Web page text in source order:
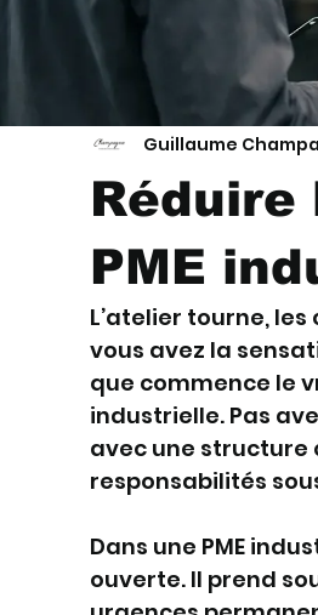
Réduire
PME
Guillaume
L’atelier tourne,
vous avez la
que commence le
industrielle. Pas
avec une structure
responsabilités
Dans une PME
ouverte. Il prend